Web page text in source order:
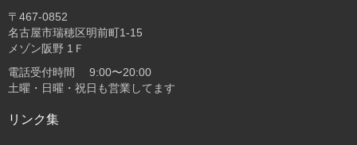
〒467-0852
名古屋市瑞穂区明前町1-15
メゾン阪野 1Ｆ
電話受付時間 9:00〜20:00
土曜・日曜・祝日も営業してます
リンク集